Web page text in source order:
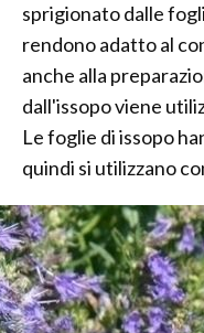
sprigionato dalle
rendono adatto al
anche alla
dall'issopo viene
Le foglie di issopo
quindi si utilizzano